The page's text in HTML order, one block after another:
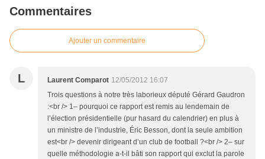
Commentaires
Ajouter un commentaire
L Laurent Comparot 12/05/2012 16:07
Trois ques­tions à notre très labo­rieux député Gérard Gau­dron
:<br /> 1– pour­quoi ce rap­port est remis au len­de­main de
l’élection pré­si­den­tielle (pur hasard du calen­drier) en plus à
un ministre de l’industrie, Éric Bes­son, dont la seule ambi­tion
est<br /> deve­nir diri­geant d’un club de foot­ball ?<br /> 2– sur
quelle métho­do­lo­gie a-t-il bâti son rap­port qui exclut la parole